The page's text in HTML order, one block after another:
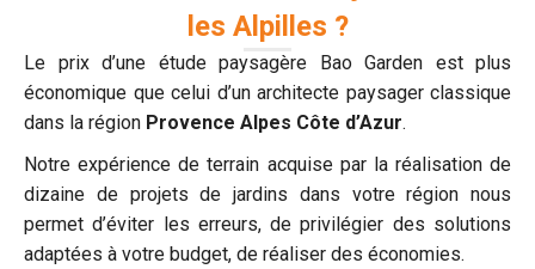
les Alpilles ?
Le prix d’une étude paysagère Bao Garden est plus
économique que celui d’un architecte paysager classique
dans la région Provence Alpes Côte d’Azur.
Notre expérience de terrain acquise par la réalisation de
dizaine de projets de jardins dans votre région nous
permet d’éviter les erreurs, de privilégier des solutions
adaptées à votre budget, de réaliser des économies.